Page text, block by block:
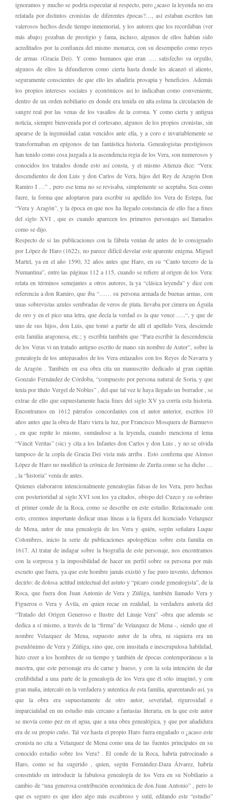
ignoramos y mucho se podría especular al respecto, pero ¿acaso la leyenda no era
relatada por distintos cronistas de diferentes épocas?…, así estaban escritos tan
valerosos hechos desde tiempo inmemorial, y los autores que los recordaban (ver
más abajo) gozaban de prestigio y fama, incluso, algunos de ellos habían sido
acreditados por la confianza del mismo monarca, con su desempeño como reyes
de armas (Gracia Dei). Y como humanos que eran …. satisfecho su orgullo,
algunos de ellos la difundieron como cierta hasta donde les alcanzó el aliento,
seguramente conscientes de que ello les añadiría prosapia y beneficios. Además
los propios intereses sociales y económicos así lo indicaban como conveniente,
dentro de un orden nobiliario en donde era tenida en alta estima la circulación de
sangre real por las venas de los vasallos de la corona. Y como cierta y antigua
noticia, siempre bienvenida por el cortesano, algunos de los propios cronistas, sin
apearse de la ingenuidad caían vencidos ante ella, y a coro e invariablemente se
transformaban en epígonos de tan fantástica historia. Genealogistas prestigiosos
han tenido como cosa juzgada a la ascendencia regia de los Vera, son numerosos y
conocidos los tratados donde esto así consta, y el mismo Atienza dice: “Vera:
descendientes de don Luis y don Carlos de Vera, hijos del Rey de Aragón Don
Ramiro I …” , pero ese tema no se revisaba, simplemente se aceptaba. Sea como
fuere, la forma que adoptaron para escribir su apellido los Vera de Estepa, fue
“Vera y Aragón”, y la época en que nos ha llegado constancia de ello fue a fines
del siglo XVI , que es cuando aparecen los primeros personajes así llamados
como se dijo.
Respecto de si las publicaciones con la fábula venían de antes de lo consignado
por López de Haro (1622), no parece difícil develar este aparente enigma. Miguel
Martel, ya en el año 1590, 32 años antes que Haro, en su “Canto tercero de la
Numantina”, entre las páginas 112 a 115, cuando se refiere al origen de los Vera:
relata en términos semejantes a otros autores, la ya “clásica leyenda” y dice con
referencia a don Ramiro, que iba “…… su persona armada de buenas armas, con
unas sobrevistas azules sembradas de veros de plata. llevaba por cimera un Águila
de oro y en el pico una letra, que decía la verdad es la que vence …..“, y que de
uno de sus hijos, don Luis, que tomó a partir de allí el apellido Vera, desciende
esta familia aragonesa, etc.; y escribía también que “Para escribir la descendencia
de los Veras vi un tratado antiguo escrito de mano sin nombre de Autor”, sobre la
genealogía de los antepasados de los Vera enlazados con los Reyes de Navarra y
de Aragón . También en esa obra cita un manuscrito dedicado al gran capitán
Gonzalo Fernández de Córdoba, “compuesto por persona natural de Soria, y que
tenía por título Vergel de Nobles” , del que tal vez le haya llegado un borrador , se
extrae de ello que supuestamente hacia fines del siglo XV ya corría esta historia.
Encontramos en 1612 párrafos concordantes con el autor anterior, escritos 10
años antes que la obra de Haro viera la luz, por Francisco Mosquera de Barnuevo
, en que repite lo mismo, sumándose a la leyenda, cuando menciona el lema
“Vincit Veritas” (sic) y cita a los Infantes don Carlos y don Luis , y no se olvida
tampoco de la copla de Gracia Dei vista más arriba . Esto confirma que Alonso
López de Haro no modificó la crónica de Jerónimo de Zurita como se ha dicho …
, la “historia” venía de antes.
Quienes elaboraron intencionalmente genealogías falsas de los Vera, pero hechas
con posterioridad al siglo XVI son los ya citados, obispo del Cuzco y su sobrino
el primer conde de la Roca, como se describe en este estudio. Relacionado con
esto, creemos importante dedicar unas líneas a la figura del licenciado Velazquez
de Mena, autor de una genealogía de los Vera y quién, según señalara Luque
Colombres, inicio la serie de publicaciones apologéticas sobre esta familia en
1617. Al tratar de indagar sobre la biografía de este personaje, nos encontramos
con la sorpresa y la imposibilidad de hacer un perfil sobre su persona por más
escueto que fuera, ya que este hombre jamás existió y fue puro invento, debemos
decirlo: de dolosa actitud intelectual del astuto y “pícaro conde genealogista”, de la
Roca, que fuera don Juan Antonio de Vera y Zúñiga, también llamado Vera y
Figueroa o Vera y Ávila, en quien recae en realidad, la verdadera autoría del
“Tratado del Origen Generoso e Ilustre del Linaje Vera” -obra que además se
dedica a sí mismo, a través de la “firma” de Velazquez de Mena -, siendo que el
nombre Velazquez de Mena, supuesto autor de la obra, ni siquiera era un
pseudónimo de Vera y Zúñiga, sino que, con inusitada e inescrupulosa habilidad,
hizo creer a los hombres de su tiempo y también de épocas contemporáneas a la
nuestra, que este personaje era de carne y hueso, y con la sola intención de dar
credibilidad a una parte de la genealogía de los Vera que él sólo imaginó, y con
gran maña, intercaló en la verdadera y autentica de esta familia, aparentando así, ya
que la obra era supuestamente de otro autor, severidad, rigurosidad e
imparcialidad en un estudio más cercano a fantasías literaria, en la que este autor
se movía como pez en el agua, que a una obra genealógica, y que por añadidura
era de su propio cuño. Tal vez hasta el propio Haro fuera engañado o ¿acaso este
cronista no cita a Velazquez de Mena como una de las fuentes principales en su
conocido estudio sobre los Vera? . El conde de la Roca, habría patrocinado a
Haro, como se ha sugerido , quien, según Fernández-Daza Álvarez, habría
consentido en introducir la fabulosa genealogía de los Vera en su Nobiliario a
cambio de “una generosa contribución económica de don Juan Antonio” , pero lo
que es seguro es que ideo algo más escabroso y sutil, editando este “estudio”